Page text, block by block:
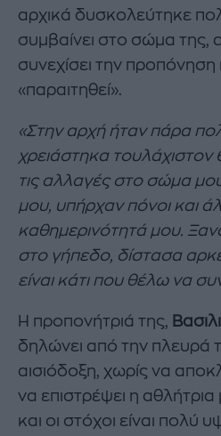
αρχικά δυσκολεύτηκε
συμβαίνει στο σώμα της,
συνεχίσει την προπόνηση
«παραιτηθεί».
«Στην αρχή ήταν πάρα
χρειάστηκα
τις αλλαγές στο σώμα
μου, υπήρχαν πόνοι και
καθημερινότητά μου.
στο γήπεδο, δίστασα
είναι κάτι που θέλω να
Η προπονήτριά της,
δηλώνει από την πλευρά
αισιόδοξη, χωρίς να
να επιστρέψει η
και οι στόχοι είναι πολύ